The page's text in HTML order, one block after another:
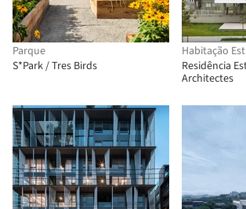
Parque
S*Park / Tres Birds
Habitação
Residência
Architectes